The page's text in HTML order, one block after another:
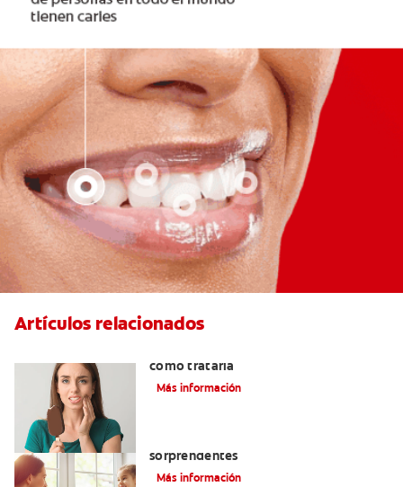
Artículos relacionados
cómo tratarla
Más información
sorprendentes
Más información